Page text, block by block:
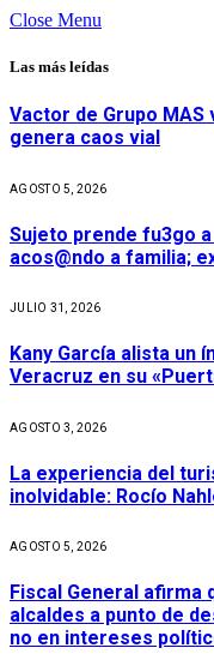
Close Menu
Las más leídas
Vactor de Grupo
genera caos vial
AGOSTO 5, 2026
Sujeto prende fu3go
acos@ndo a familia;
JULIO 31, 2026
Kany García alista un
Veracruz en su
AGOSTO 3, 2026
La experiencia del
inolvidable: Rocío
AGOSTO 5, 2026
Fiscal General
alcaldes a punto de
no en intereses